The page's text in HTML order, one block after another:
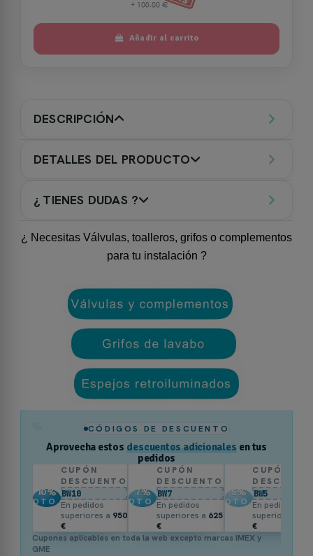
Añadir al carrito
DESCRIPCIÓN
DETALLES DEL PRODUCTO
¿ TIENES DUDAS ?
¿ Necesitas Válvulas, toalleros, grifos o complementos
para tu instalación ?
CÓDIGOS DE DESCUENTO
Aprovecha estos descuentos adicionales en tus
pedidos
10%
DTO.
CUPÓN
DESCUENTO
BW10
En pedidos
superiores a 950
€
7%
DTO.
CUPÓN
DESCUENTO
BW7
En pedidos
superiores a 625
€
5%
DTO.
CUPÓN
BW5
En pedidos
superiores a
€
Cupones aplicables en toda la web excepto marcas IMEX y
GME